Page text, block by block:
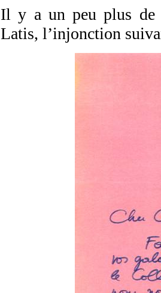
Il y a un peu plus de
Latis, l’injonction